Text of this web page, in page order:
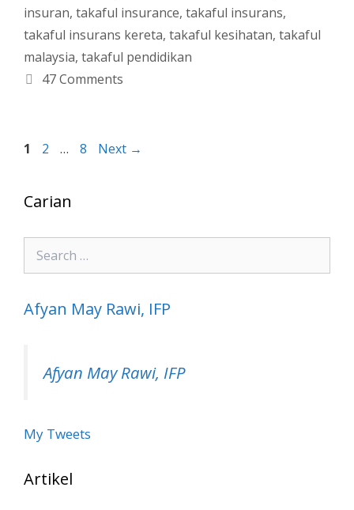
insuran, takaful insurance, takaful insurans,
takaful insurans kereta, takaful kesihatan, takaful
malaysia, takaful pendidikan
47 Comments
Page
1 Page
2 … Page
8 Next →
Carian
Search
for:
Afyan May Rawi, IFP
Afyan May Rawi, IFP
My Tweets
Artikel